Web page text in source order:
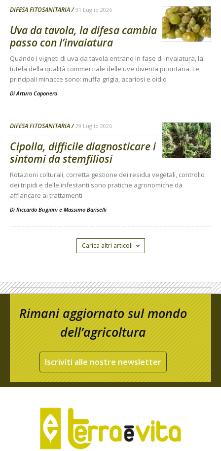
DIFESA FITOSANITARIA 31 Luglio 2026
Uva da tavola, la difesa cambia
passo con l’invaiatura
Quando i vigneti di uva da tavola entrano in fase di invaiatura, la
tutela della qualità commerciale delle uve diventa prioritaria. Le
principali minacce sono: muffa grigia, acariosi e oidio
DiArturo Caponero
DIFESA FITOSANITARIA 29 Luglio 2026
Cipolla, difficile diagnosticare i
sintomi da stemfiliosi
Rotazioni colturali, corretta gestione dei residui vegetali, controllo
dei tripidi e delle infestanti sono pratiche agronomiche da
affiancare ai trattamenti
Di Riccardo Bugiani e Massimo Bariselli
Carica altri articoli
Rimani aggiornato sul mondo
dell’agricoltura
Iscriviti alle nostre newsletter